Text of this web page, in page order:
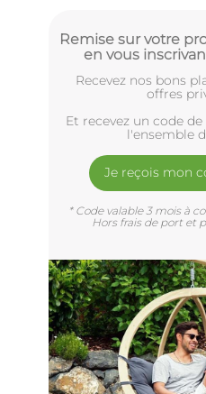
Remise sur votre
en vous
Recevez nos bons
offres
Et recevez un code
l'ensemble
Je reçois mon
* Code valable 3 mois à
Hors frais de port et